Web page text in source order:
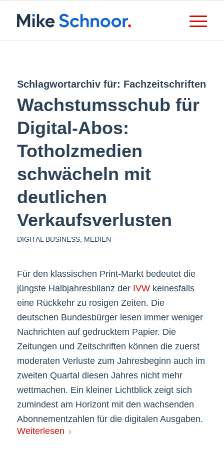
Schlagwortarchiv für: Fachzeitschriften
Wachstumsschub für
Digital-Abos:
Totholzmedien
schwächeln mit
deutlichen
Verkaufsverlusten
DIGITAL BUSINESS, MEDIEN
Für den klassischen Print-Markt bedeutet die
jüngste Halbjahresbilanz der IVWkeinesfalls
eine Rückkehr zu rosigen Zeiten. Die
deutschen Bundesbürger lesen immer weniger
Nachrichten auf gedrucktem Papier. Die
Zeitungen und Zeitschriften können die zuerst
moderaten Verluste zum Jahresbeginn auch im
zweiten Quartal diesen Jahres nicht mehr
wettmachen. Ein kleiner Lichtblick zeigt sich
zumindest am Horizont mit den wachsenden
Abonnementzahlen für die digitalen Ausgaben.
Weiterlesen